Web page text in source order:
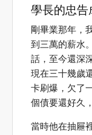
學長的忠告
剛畢業那年，
到三萬的薪水
話，至今還深
現在三十幾歲
卡刷爆，欠了
個債要還好久
當時他在抽屜